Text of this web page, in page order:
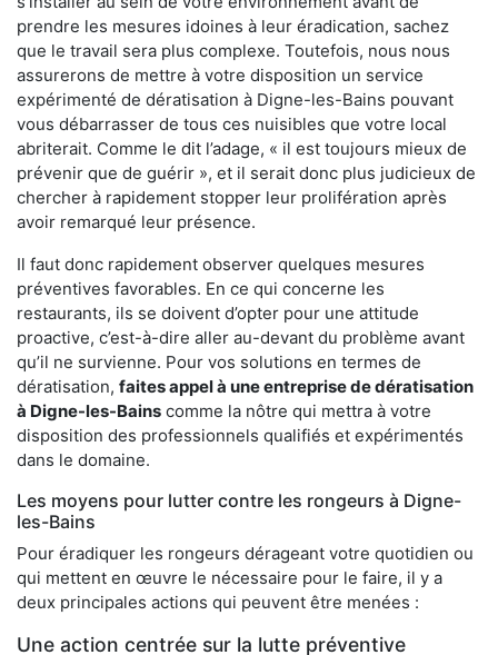
prendre les mesures idoines à leur éradication, sachez
que le travail sera plus complexe. Toutefois, nous nous
assurerons de mettre à votre disposition un service
expérimenté de dératisation à Digne-les-Bains pouvant
vous débarrasser de tous ces nuisibles que votre local
abriterait. Comme le dit l’adage, « il est toujours mieux de
prévenir que de guérir », et il serait donc plus judicieux de
chercher à rapidement stopper leur prolifération après
avoir remarqué leur présence.
Il faut donc rapidement observer quelques mesures
préventives favorables. En ce qui concerne les
restaurants, ils se doivent d’opter pour une attitude
proactive, c’est-à-dire aller au-devant du problème avant
qu’il ne survienne. Pour vos solutions en termes de
dératisation, faites appel à une entreprise de dératisation
à Digne-les-Bains comme la nôtre qui mettra à votre
disposition des professionnels qualifiés et expérimentés
dans le domaine.
Les moyens pour lutter contre les rongeurs à Digne-
les-Bains
Pour éradiquer les rongeurs dérageant votre quotidien ou
qui mettent en œuvre le nécessaire pour le faire, il y a
deux principales actions qui peuvent être menées :
Une action centrée sur la lutte préventive